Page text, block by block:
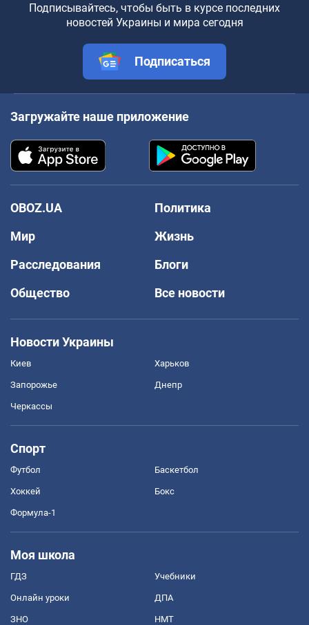
Подписывайтесь, чтобы быть в курсе последних
новостей Украины и мира сегодня
Подписаться
Загружайте наше приложение
OBOZ.UA
Политика
Мир
Жизнь
Расследования
Блоги
Общество
Все новости
Новости Украины
Киев Харьков
Запорожье Днепр
Черкассы
Спорт
Футбол Баскетбол
Хоккей Бокс
Формула-1
Моя школа
ГДЗ Учебники
Онлайн уроки ДПА
ЗНО НМТ